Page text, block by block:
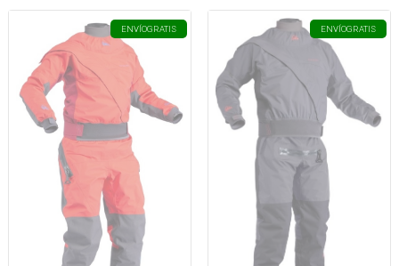
ENVÍOGRATIS ENVÍOGRATIS